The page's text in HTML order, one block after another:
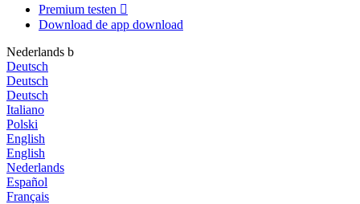
Premium testen 
Download de app download
Nederlands b
Deutsch
Deutsch
Deutsch
Italiano
Polski
English
English
Nederlands
Español
Français